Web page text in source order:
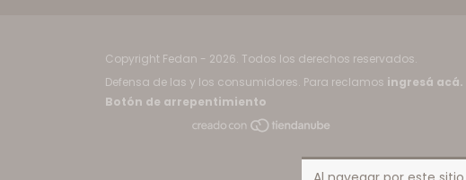
Copyright Fedan - 2026. Todos los derechos reservados.
Defensa de las y los consumidores. Para reclamos ingresá acá.
Botón de arrepentimiento